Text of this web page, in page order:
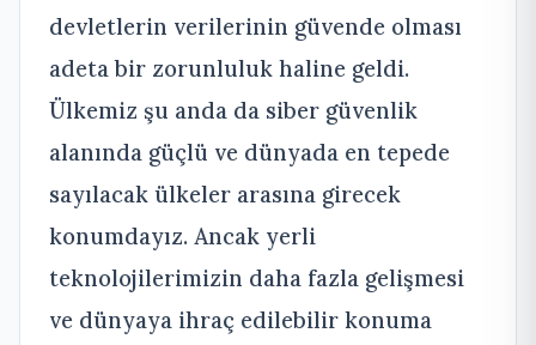
devletlerin verilerinin güvende olması
adeta bir zorunluluk haline geldi.
Ülkemiz şu anda da siber güvenlik
alanında güçlü ve dünyada en tepede
sayılacak ülkeler arasına girecek
konumdayız. Ancak yerli
teknolojilerimizin daha fazla gelişmesi
ve dünyaya ihraç edilebilir konuma